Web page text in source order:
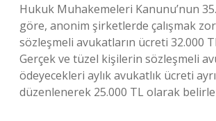
Hukuk Muhakemeleri Kanunu’nun
göre, anonim şirketlerde çalışmak
sözleşmeli avukatların ücreti 32.000
Gerçek ve tüzel kişilerin sözleşmeli
ödeyecekleri aylık avukatlık ücreti
düzenlenerek 25.000 TL olarak